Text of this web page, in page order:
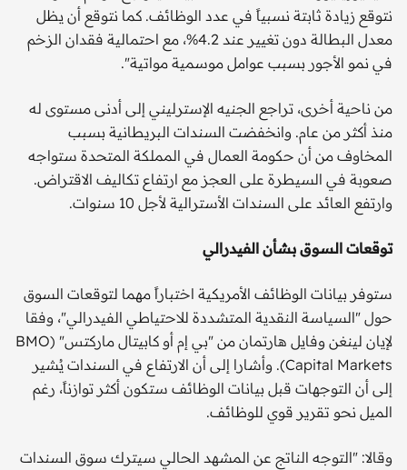
نتوقع زيادة ثابتة نسبياً في عدد الوظائف. كما نتوقع أن يظل
معدل البطالة دون تغيير عند 4.2%، مع احتمالية فقدان الزخم
في نمو الأجور بسبب عوامل موسمية مواتية".
من ناحية أخرى، تراجع الجنيه الإسترليني إلى أدنى مستوى له
منذ أكثر من عام. وانخفضت السندات البريطانية بسبب
المخاوف من أن حكومة العمال في المملكة المتحدة ستواجه
صعوبة في السيطرة على العجز مع ارتفاع تكاليف الاقتراض.
وارتفع العائد على السندات الأسترالية لأجل 10 سنوات.
توقعات السوق بشأن الفيدرالي
ستوفر بيانات الوظائف الأمريكية اختباراً مهما لتوقعات السوق
حول "السياسة النقدية المتشددة للاحتياطي الفيدرالي"، وفقا
لإيان لينغن وفايل هارتمان من "بي إم أو كابيتال ماركتس" (BMO
Capital Markets). وأشارا إلى أن الارتفاع في السندات يُشير
إلى أن التوجهات قبل بيانات الوظائف ستكون أكثر توازناً، رغم
الميل نحو تقرير قوي للوظائف.
وقالا: "التوجه الناتج عن المشهد الحالي سيترك سوق السندات